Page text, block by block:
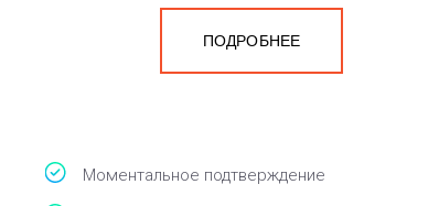
ПОДРОБНЕЕ
Моментальное подтверждение